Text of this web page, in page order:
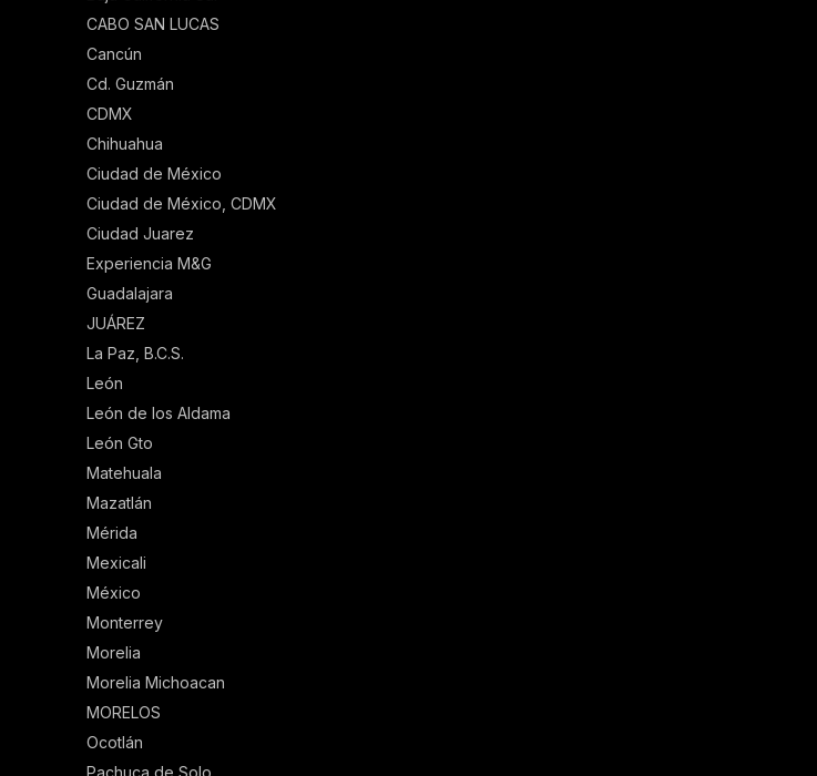
CABO SAN LUCAS
Cancún
Cd. Guzmán
CDMX
Chihuahua
Ciudad de México
Ciudad de México, CDMX
Ciudad Juarez
Experiencia M&G
Guadalajara
JUÁREZ
La Paz, B.C.S.
León
León de los Aldama
León Gto
Matehuala
Mazatlán
Mérida
Mexicali
México
Monterrey
Morelia
Morelia Michoacan
MORELOS
Ocotlán